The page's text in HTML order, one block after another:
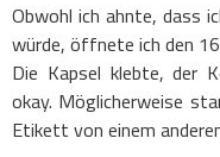
Obwohl ich ahnte, dass
würde, öffnete ich den
Die Kapsel klebte, der
okay. Möglicherweise
Etikett von einem